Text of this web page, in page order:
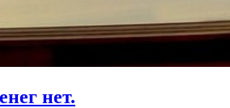
нет.